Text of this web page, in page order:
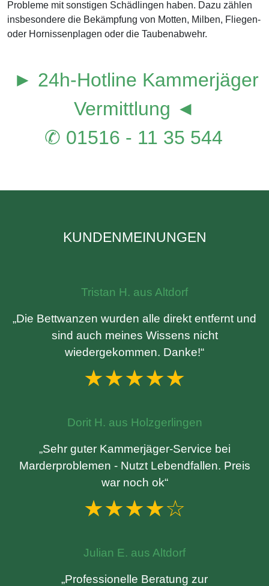
Probleme mit sonstigen Schädlingen haben. Dazu zählen
insbesondere die Bekämpfung von Motten, Milben, Fliegen-
oder Hornissenplagen oder die Taubenabwehr.
► 24h-Hotline Kammerjäger
Vermittlung ◄
✆ 01516 - 11 35 544
KUNDENMEINUNGEN
Tristan H. aus Altdorf
„Die Bettwanzen wurden alle direkt entfernt und
sind auch meines Wissens nicht
wiedergekommen. Danke!“
★★★★★
Dorit H. aus Holzgerlingen
„Sehr guter Kammerjäger-Service bei
Marderproblemen - Nutzt Lebendfallen. Preis
war noch ok“
★★★★☆
Julian E. aus Altdorf
„Professionelle Beratung zur